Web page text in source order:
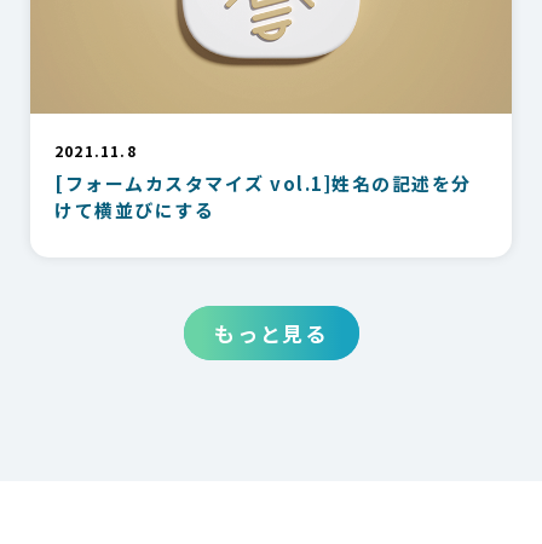
2021.11.8
[フォームカスタマイズ vol.1]姓名の記述を分
けて横並びにする
もっと見る